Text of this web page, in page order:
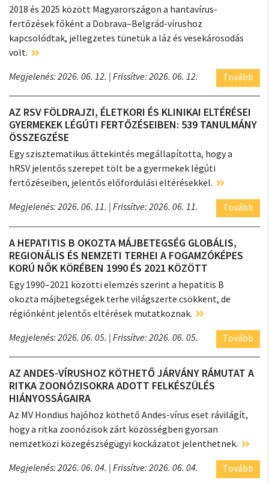
2018 és 2025 között Magyarországon a hantavírus-
fertőzések főként a Dobrava–Belgrád-vírushoz
kapcsolódtak, jellegzetes tünetük a láz és vesekárosodás
volt.
Megjelenés: 2026. 06. 12. | Frissítve: 2026. 06. 12. Tovább
AZ RSV FÖLDRAJZI, ÉLETKORI ÉS KLINIKAI ELTÉRÉSEI
GYERMEKEK LÉGÚTI FERTŐZÉSEIBEN: 539 TANULMÁNY
ÖSSZEGZÉSE
Egy szisztematikus áttekintés megállapította, hogy a
hRSV jelentős szerepet tölt be a gyermekek légúti
fertőzéseiben, jelentős előfordulási eltérésekkel.
Megjelenés: 2026. 06. 11. | Frissítve: 2026. 06. 11. Tovább
A HEPATITIS B OKOZTA MÁJBETEGSÉG GLOBÁLIS,
REGIONÁLIS ÉS NEMZETI TERHEI A FOGAMZÓKÉPES
KORÚ NŐK KÖRÉBEN 1990 ÉS 2021 KÖZÖTT
Egy 1990–2021 közötti elemzés szerint a hepatitis B
okozta májbetegségek terhe világszerte csökkent, de
régiónként jelentős eltérések mutatkoznak.
Megjelenés: 2026. 06. 05. | Frissítve: 2026. 06. 05. Tovább
AZ ANDES-VÍRUSHOZ KÖTHETŐ JÁRVÁNY RÁMUTAT A
RITKA ZOONÓZISOKRA ADOTT FELKÉSZÜLÉS
HIÁNYOSSÁGAIRA
Az MV Hondius hajóhoz köthető Andes-vírus eset rávilágít,
hogy a ritka zoonózisok zárt közösségben gyorsan
nemzetközi közegészségügyi kockázatot jelenthetnek.
Megjelenés: 2026. 06. 04. | Frissítve: 2026. 06. 04. Tovább